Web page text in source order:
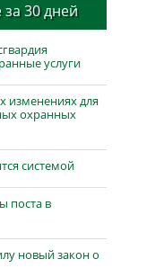
30 дней
услуги
изменениях для
охранных
системой
поста в
новый закон о